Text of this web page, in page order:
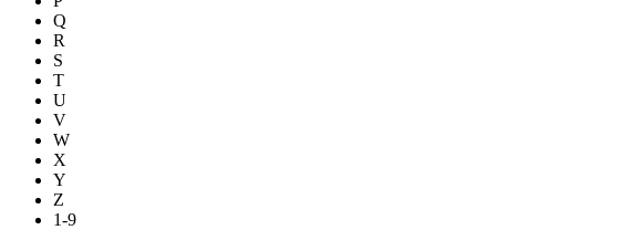
Q
R
S
T
U
V
W
X
Y
Z
1-9